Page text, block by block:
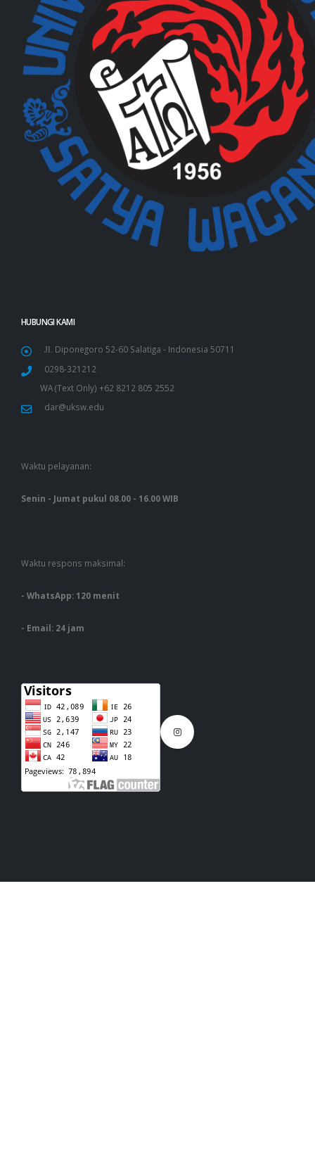
HUBUNGI KAMI
Jl. Diponegoro 52-60 Salatiga - Indonesia 50711
0298-321212
WA (Text Only) +62 8212 805 2552
dar@uksw.edu
Waktu pelayanan:
Senin - Jumat pukul 08.00 - 16.00 WIB
Waktu respons maksimal:
- WhatsApp: 120 menit
- Email: 24 jam